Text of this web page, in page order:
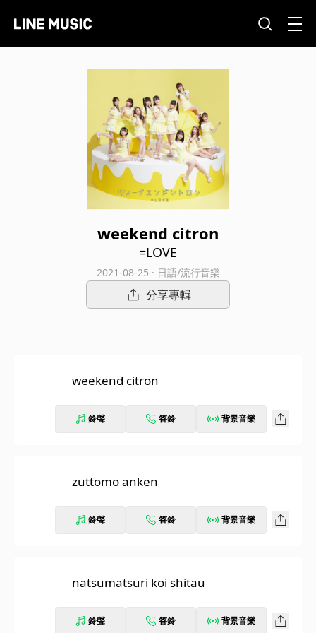
weekend citron
=LOVE
2021-08-25 · 日語/流行音樂
分享專輯
weekend citron
鈴聲 答鈴 背景音樂
zuttomo anken
鈴聲 答鈴 背景音樂
natsumatsuri koi shitau
鈴聲 答鈴 背景音樂